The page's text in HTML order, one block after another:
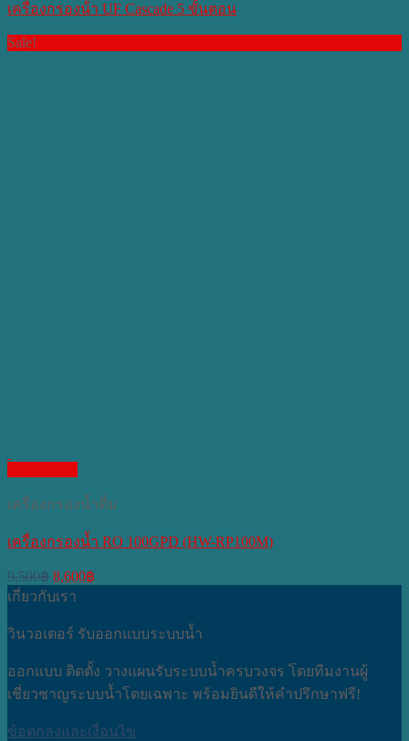
เครื่องกรองน้ํา UF Cascade 5 ขั้นตอน
Sale!
เครื่องกรองน้ำดื่ม
เครื่องกรองน้ำ RO 100GPD (HW-RP100M)
9,500฿ Original
price
9,500฿.
8,600฿
เกี่ยวกับเรา
วินวอเตอร์ รับออกแบบระบบน้ำ
ออกแบบ ติดตั้ง วางแผนรับระบบน้ำครบวงจร โดยทีมงานผู้
เชี่ยวชาญระบบน้ำโดยเฉพาะ พร้อมยินดีให้คำปรึกษาฟรี!
ข้อตกลงและเงื่อนไข